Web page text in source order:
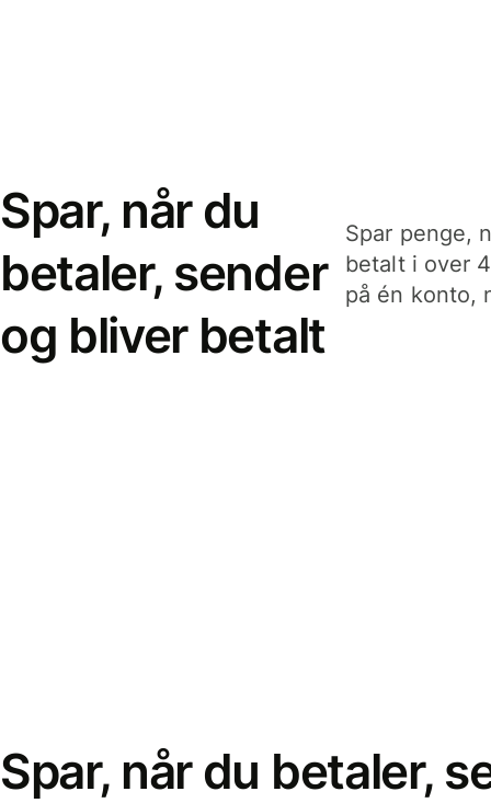
Spar, når du
betaler, sender
og bliver betalt
Spar penge,
betalt i over
på én konto,
Spar, når du betaler,